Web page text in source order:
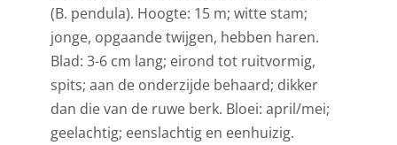
(B. pendula). Hoogte: 15 m; witte stam;
jonge, opgaande twijgen, hebben haren.
Blad: 3-6 cm lang; eirond tot ruitvormig,
spits; aan de onderzijde behaard; dikker
dan die van de ruwe berk. Bloei: april/mei;
geelachtig; eenslachtig en eenhuizig.